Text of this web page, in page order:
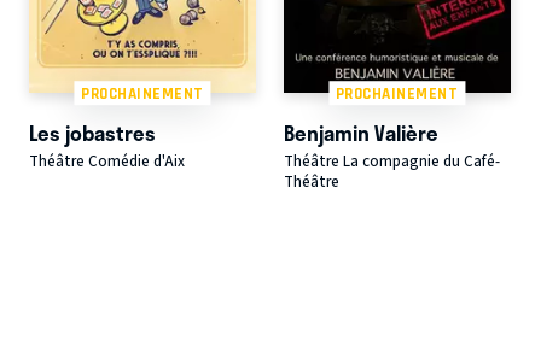
PROCHAINEMENT
Les jobastres
Théâtre Comédie d'Aix
PROCHAINEMENT
Benjamin Valière
Théâtre La compagnie du Café-
Théâtre